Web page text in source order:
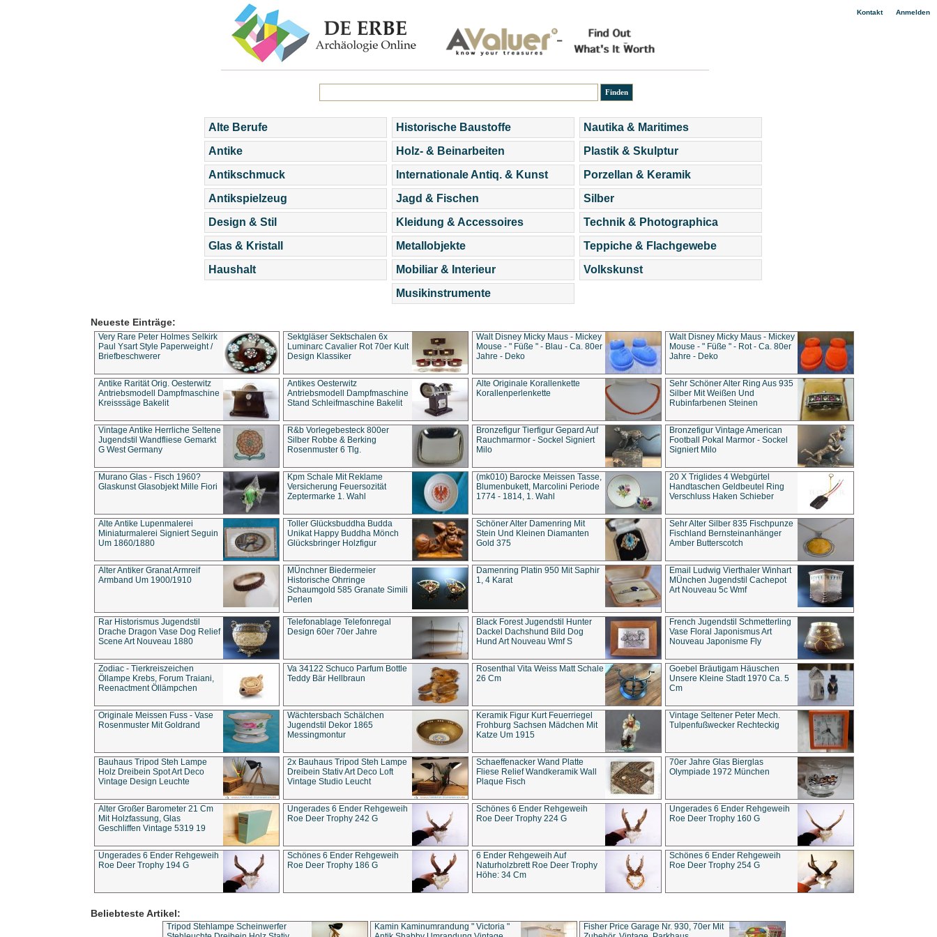
Kontakt| Anmelden
Alte Berufe
Antike
Antikschmuck
Antikspielzeug
Design & Stil
Glas & Kristall
Haushalt
Historische Baustoffe
Holz- & Beinarbeiten
Internationale Antiq. & Kunst
Jagd & Fischen
Kleidung & Accessoires
Metallobjekte
Mobiliar & Interieur
Musikinstrumente
Nautika & Maritimes
Plastik & Skulptur
Porzellan & Keramik
Silber
Technik & Photographica
Teppiche & Flachgewebe
Volkskunst
Neueste Einträge:
Very Rare Peter Holmes Selkirk
Paul Ysart Style Paperweight /
Briefbeschwerer
Sektgläser Sektschalen 6x
Luminarc Cavalier Rot 70er Kult
Design Klassiker
Walt Disney Micky Maus - Mickey
Mouse - " Füße " - Blau - Ca. 80er
Jahre - Deko
Walt Disney Micky Maus - Mickey
Mouse - " Füße " - Rot - Ca. 80er
Jahre - Deko
Antike Rarität Orig. Oesterwitz
Antriebsmodell Dampfmaschine
Kreisssäge Bakelit
Antikes Oesterwitz
Antriebsmodell Dampfmaschine
Stand Schleifmaschine Bakelit
Alte Originale Korallenkette
Korallenperlenkette
Sehr Schöner Alter Ring Aus 935
Silber Mit Weißen Und
Rubinfarbenen Steinen
Vintage Antike Herrliche Seltene
Jugendstil Wandfliese Gemarkt
G West Germany
R&b Vorlegebesteck 800er
Silber Robbe & Berking
Rosenmuster 6 Tlg.
Bronzefigur Tierfigur Gepard Auf
Rauchmarmor - Sockel Signiert
Milo
Bronzefigur Vintage American
Football Pokal Marmor - Sockel
Signiert Milo
Murano Glas - Fisch 1960?
Glaskunst Glasobjekt Mille Fiori
Kpm Schale Mit Reklame
Versicherung Feuersozität
Zeptermarke 1. Wahl
(mk010) Barocke Meissen Tasse,
Blumenbukett, Marcolini Periode
1774 - 1814, 1. Wahl
20 X Triglides 4 Webgürtel
Handtaschen Geldbeutel Ring
Verschluss Haken Schieber
Alte Antike Lupenmalerei
Miniaturmalerei Signiert Seguin
Um 1860/1880
Toller Glücksbuddha Budda
Unikat Happy Buddha Mönch
Glücksbringer Holzfigur
Schöner Alter Damenring Mit
Stein Und Kleinen Diamanten
Gold 375
Sehr Alter Silber 835 Fischpunze
Fischland Bernsteinanhänger
Amber Butterscotch
Alter Antiker Granat Armreif
Armband Um 1900/1910
MÜnchner Biedermeier
Historische Ohrringe
Schaumgold 585 Granate Simili
Perlen
Damenring Platin 950 Mit Saphir
1, 4 Karat
Email Ludwig Vierthaler Winhart
MÜnchen Jugendstil Cachepot
Art Nouveau 5c Wmf
Rar Historismus Jugendstil
Drache Dragon Vase Dog Relief
Scene Art Nouveau 1880
Telefonablage Telefonregal
Design 60er 70er Jahre
Black Forest Jugendstil Hunter
Dackel Dachshund Bild Dog
Hund Art Nouveau Wmf S
French Jugendstil Schmetterling
Vase Floral Japonismus Art
Nouveau Japonisme Fly
Zodiac - Tierkreiszeichen
Öllampe Krebs, Forum Traiani,
Reenactment Öllämpchen
Va 34122 Schuco Parfum Bottle
Teddy Bär Hellbraun
Rosenthal Vita Weiss Matt Schale
26 Cm
Goebel Bräutigam Häuschen
Unsere Kleine Stadt 1970 Ca. 5
Cm
Originale Meissen Fuss - Vase
Rosenmuster Mit Goldrand
Wächtersbach Schälchen
Jugendstil Dekor 1865
Messingmontur
Keramik Figur Kurt Feuerriegel
Frohburg Sachsen Mädchen Mit
Katze Um 1915
Vintage Seltener Peter Mech.
Tulpenfußwecker Rechteckig
Bauhaus Tripod Steh Lampe
Holz Dreibein Spot Art Deco
Vintage Design Leuchte
2x Bauhaus Tripod Steh Lampe
Dreibein Stativ Art Deco Loft
Vintage Studio Leucht
Schaeffenacker Wand Platte
Fliese Relief Wandkeramik Wall
Plaque Fisch
70er Jahre Glas Bierglas
Olympiade 1972 München
Alter Großer Barometer 21 Cm
Mit Holzfassung, Glas
Geschliffen Vintage 5319 19
Ungerades 6 Ender Rehgeweih
Roe Deer Trophy 242 G
Schönes 6 Ender Rehgeweih
Roe Deer Trophy 224 G
Ungerades 6 Ender Rehgeweih
Roe Deer Trophy 160 G
Ungerades 6 Ender Rehgeweih
Roe Deer Trophy 194 G
Schönes 6 Ender Rehgeweih
Roe Deer Trophy 186 G
6 Ender Rehgeweih Auf
Naturholzbrett Roe Deer Trophy
Höhe: 34 Cm
Schönes 6 Ender Rehgeweih
Roe Deer Trophy 254 G
Beliebteste Artikel:
Tripod Stehlampe Scheinwerfer
Kamin Kaminumrandung " Victoria "
Fisher Price Garage Nr. 930, 70er Mit